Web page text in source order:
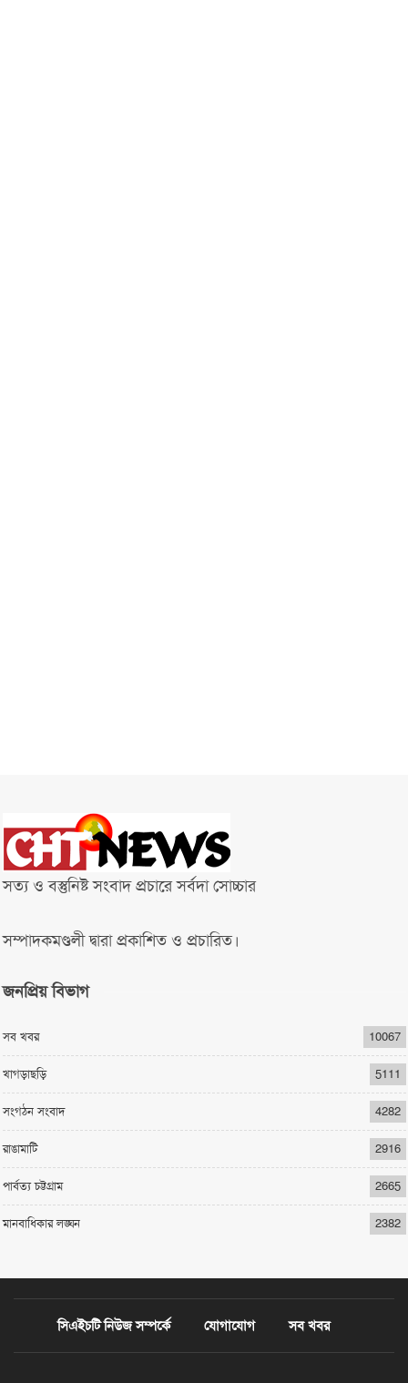
সত্য ও বস্তুনিষ্ট সংবাদ প্রচারে সর্বদা সোচ্চার
সম্পাদকমণ্ডলী দ্বারা প্রকাশিত ও প্রচারিত।
জনপ্রিয় বিভাগ
সব খবর 10067
খাগড়াছড়ি 5111
সংগঠন সংবাদ 4282
রাঙামাটি 2916
পার্বত্য চট্টগ্রাম 2665
মানবাধিকার লঙ্ঘন 2382
সিএইচটি নিউজ সম্পর্কে যোগাযোগ সব খবর